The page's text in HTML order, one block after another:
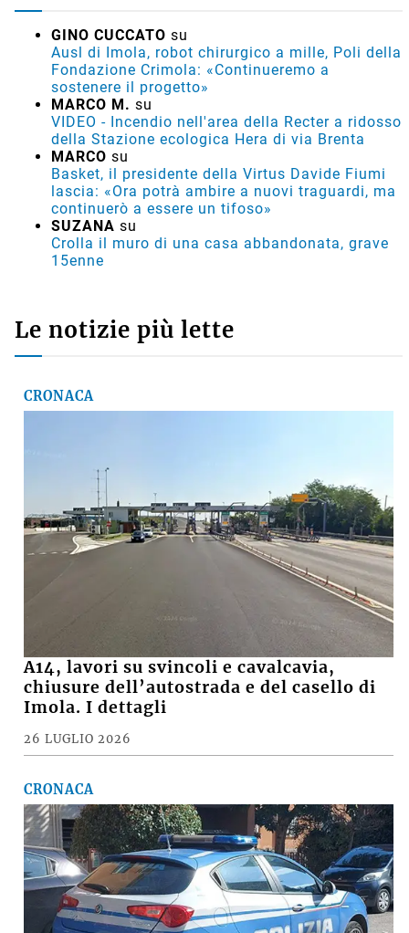
GINO CUCCATO su
Ausl di Imola, robot chirurgico a mille, Poli della
Fondazione Crimola: «Continueremo a
sostenere il progetto»
MARCO M. su
VIDEO - Incendio nell'area della Recter a ridosso
della Stazione ecologica Hera di via Brenta
MARCO su
Basket, il presidente della Virtus Davide Fiumi
lascia: «Ora potrà ambire a nuovi traguardi, ma
continuerò a essere un tifoso»
SUZANA su
Crolla il muro di una casa abbandonata, grave
15enne
Le notizie più lette
CRONACA
A14, lavori su svincoli e cavalcavia,
chiusure dell’autostrada e del casello di
Imola. I dettagli
26 LUGLIO 2026
CRONACA